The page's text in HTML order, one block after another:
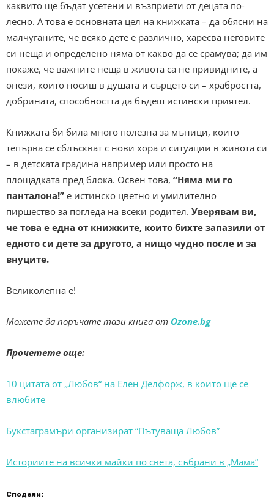
каквито ще бъдат усетени и възприети от децата по-
лесно. А това е основната цел на книжката – да обясни на
малчуганите, че всяко дете е различно, харесва неговите
си неща и определено няма от какво да се срамува; да им
покаже, че важните неща в живота са не привидните, а
онези, които носиш в душата и сърцето си – храбростта,
добрината, способността да бъдеш истински приятел.
Книжката би била много полезна за мъници, които
тепърва се сблъскват с нови хора и ситуации в живота си
– в детската градина например или просто на
площадката пред блока. Освен това, “Няма ми го
панталона!” е истинско цветно и умилително
пиршество за погледа на всеки родител. Уверявам ви,
че това е една от книжките, които бихте запазили от
едното си дете за другото, а нищо чудно после и за
внуците.
Великолепна е!
Можете да поръчате тази книга от Ozone.bg
Прочетете още:
10 цитата от „Любов“ на Елен Делфорж, в които ще се
влюбите
Букстаграмъри организират “Пътуваща Любов”
Историите на всички майки по света, събрани в „Мама“
Сподели: